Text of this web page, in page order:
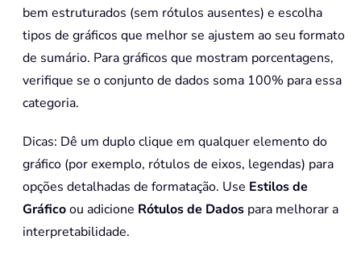
bem estruturados (sem rótulos ausentes) e escolha
tipos de gráficos que melhor se ajustem ao seu formato
de sumário. Para gráficos que mostram porcentagens,
verifique se o conjunto de dados soma 100% para essa
categoria.
Dicas: Dê um duplo clique em qualquer elemento do
gráfico (por exemplo, rótulos de eixos, legendas) para
opções detalhadas de formatação. Use Estilos de
Gráficoou adicione Rótulos de Dados para melhorar a
interpretabilidade.